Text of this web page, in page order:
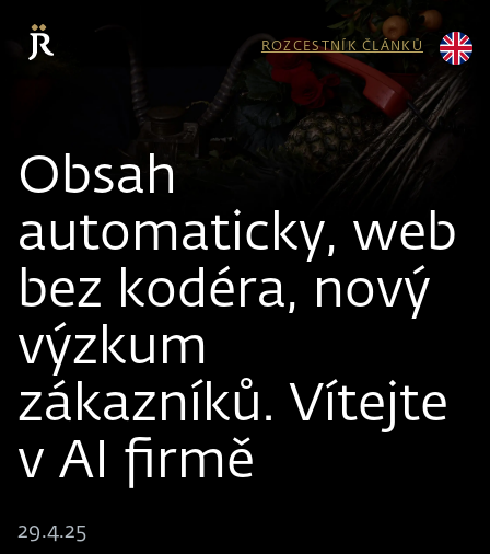
ROZCESTNÍK ČLÁNKŮ
Obsah
automaticky, web
bez kodéra, nový
výzkum
zákazníků. Vítejte
v AI firmě
29.4.25